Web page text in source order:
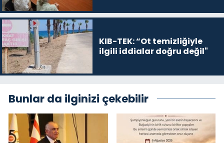
KIB-TEK: “Ot temizliğiyle
ilgili iddialar doğru değil"
Bunlar da ilginizi çekebilir